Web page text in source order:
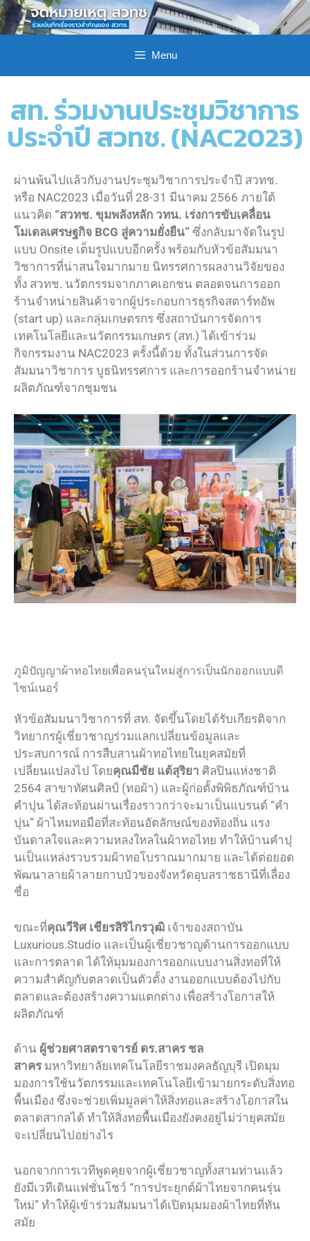
Menu
สท. ร่วมงานประชุมวิชาการ
ประจำปี สวทช. (NAC2023)
ผ่านพ้นไปแล้วกับงานประชุมวิชาการประจำปี สวทช.
หรือ NAC2023 เมื่อวันที่ 28-31 มีนาคม 2566 ภายใต้
แนวคิด “สวทช. ขุมพลังหลัก วทน. เร่งการขับเคลื่อน
โมเดลเศรษฐกิจ BCG สู่ความยั่งยืน” ซึ่งกลับมาจัดในรูป
แบบ Onsite เต็มรูปแบบอีกครั้ง พร้อมกับหัวข้อสัมมนา
วิชาการที่น่าสนใจมากมาย นิทรรศการผลงานวิจัยของ
ทั้ง สวทช. นวัตกรรมจากภาคเอกชน ตลอดจนการออก
ร้านจำหน่ายสินค้าจากผู้ประกอบการธุรกิจสตาร์ทอัพ
(start up) และกลุ่มเกษตรกร ซึ่งสถาบันการจัดการ
เทคโนโลยีและนวัตกรรมเกษตร (สท.) ได้เข้าร่วม
กิจกรรมงาน NAC2023 ครั้งนี้ด้วย ทั้งในส่วนการจัด
สัมมนาวิชาการ บูธนิทรรศการ และการออกร้านจำหน่าย
ผลิตภัณฑ์จากชุมชน
ภูมิปัญญาผ้าทอไทยเพื่อคนรุ่นใหม่สู่การเป็นนักออกแบบดี
ไซน์เนอร์
หัวข้อสัมมนาวิชาการที่ สท. จัดขึ้นโดยได้รับเกียรติจาก
วิทยากรผู้เชี่ยวชาญร่วมแลกเปลี่ยนข้อมูลและ
ประสบการณ์ การสืบสานผ้าทอไทยในยุคสมัยที่
เปลี่ยนแปลงไป โดยคุณมีชัย แต้สุริยา ศิลปินแห่งชาติ
2564 สาขาทัศนศิลป์ (ทอผ้า) และผู้ก่อตั้งพิพิธภัณฑ์บ้าน
คำปุน ได้สะท้อนผ่านเรื่องราวกว่าจะมาเป็นแบรนด์ “คำ
ปุน” ผ้าไหมทอมือที่สะท้อนอัตลักษณ์ของท้องถิ่น แรง
บันดาลใจและความหลงใหลในผ้าทอไทย ทำให้บ้านคำปุ
นเป็นแหล่งรวบรวมผ้าทอโบราณมากมาย และได้ต่อยอด
พัฒนาลายผ้าลายกาบบัวของจังหวัดอุบลราชธานีที่เลื่อง
ชื่อ
ขณะที่คุณวีริศ เชียรสิริไกรวุฒิ เจ้าของสถาบัน
Luxurious.Studio และเป็นผู้เชี่ยวชาญด้านการออกแบบ
และการตลาด ได้ให้มุมมองการออกแบบงานสิ่งทอที่ให้
ความสำคัญกับตลาดเป็นตัวตั้ง งานออกแบบต้องไปกับ
ตลาดและต้องสร้างความแตกต่าง เพื่อสร้างโอกาสให้
ผลิตภัณฑ์
ด้าน ผู้ช่วยศาสตราจารย์ ดร.สาคร ชล
สาครมหาวิทยาลัยเทคโนโลยีราชมงคลธัญบุรี เปิดมุม
มองการใช้นวัตกรรมและเทคโนโลยีเข้ามายกระดับสิ่งทอ
พื้นเมือง ซึ่งจะช่วยเพิ่มมูลค่าให้สิ่งทอและสร้างโอกาสใน
ตลาดสากลได้ ทำให้สิ่งทอพื้นเมืองยังคงอยู่ไม่ว่ายุคสมัย
จะเปลี่ยนไปอย่างไร
นอกจากการเวทีพูดคุยจากผู้เชี่ยวชาญทั้งสามท่านแล้ว
ยังมีเวทีเดินแฟชั่นโชว์ “การประยุกต์ผ้าไทยจากคนรุ่น
ใหม่” ทำให้ผู้เข้าร่วมสัมมนาได้เปิดมุมมองผ้าไทยที่ทัน
สมัย